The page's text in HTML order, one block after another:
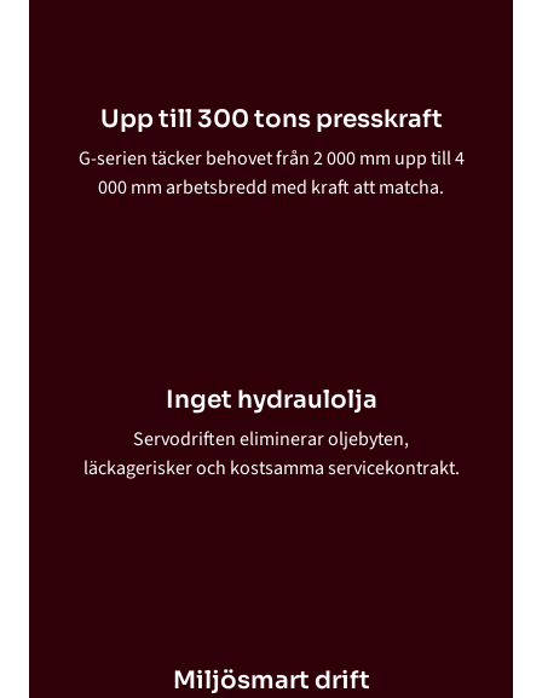
Upp till 300 tons presskraft
G-serien täcker behovet från 2 000 mm upp till 4
000 mm arbetsbredd med kraft att matcha.
Inget hydraulolja
Servodriften eliminerar oljebyten,
läckagerisker och kostsamma servicekontrakt.
Miljösmart drift